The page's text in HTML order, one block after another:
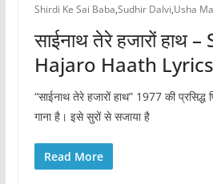
Shirdi Ke Sai Baba,Sudhir Dalvi,Usha
साईनाथ तेरे हजारों हाथ
Hajaro Haath Lyrics
“साईनाथ तेरे हजारों हाथ” 1977 की प्रसिद्ध
गाना है। इसे सुरों से सजाया है
Read More